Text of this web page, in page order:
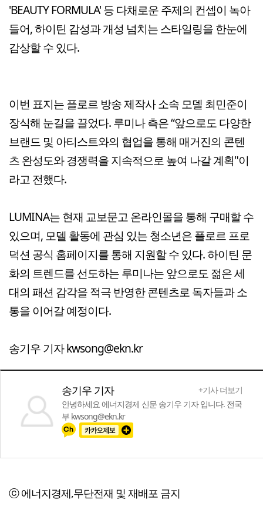
'BEAUTY FORMULA' 등 다채로운 주제의 컨셉이 녹아
들어, 하이틴 감성과 개성 넘치는 스타일링을 한눈에
감상할 수 있다.
이번 표지는 플로르 방송 제작사 소속 모델 최민준이
장식해 눈길을 끌었다. 루미나 측은 “앞으로도 다양한
브랜드 및 아티스트와의 협업을 통해 매거진의 콘텐
츠 완성도와 경쟁력을 지속적으로 높여 나갈 계획"이
라고 전했다.
LUMINA는 현재 교보문고 온라인몰을 통해 구매할 수
있으며, 모델 활동에 관심 있는 청소년은 플로르 프로
덕션 공식 홈페이지를 통해 지원할 수 있다. 하이틴 문
화의 트렌드를 선도하는 루미나는 앞으로도 젊은 세
대의 패션 감각을 적극 반영한 콘텐츠로 독자들과 소
통을 이어갈 예정이다.
송기우 기자 kwsong@ekn.kr
송기우 기자
+기사 더보기
안녕하세요 에너지경제 신문 송기우 기자 입니다. 전국
부 kwsong@ekn.kr
ⓒ 에너지경제,무단전재 및 재배포 금지